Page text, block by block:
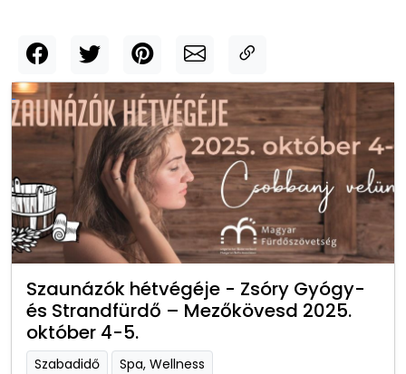
Szaunázók hétvégéje - Zsóry Gyógy-
és Strandfürdő – Mezőkövesd 2025.
október 4-5.
Szabadidő Spa, Wellness